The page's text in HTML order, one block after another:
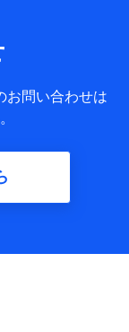
被保険者の氏
保険者の関係、
保険料のお支払
情報などが含ま
連サービスに
お問い合わせは